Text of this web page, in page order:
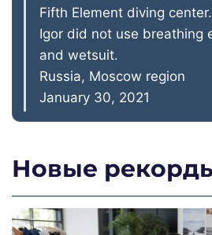
Fifth Element diving center.
Igor did not use breathing
and wetsuit.
Russia, Moscow region
January 30, 2021
Новые